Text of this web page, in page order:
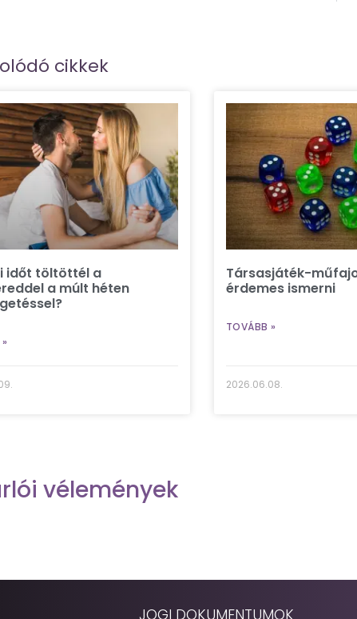
cikkek
időt töltöttél a
a múlt héten
Társasjáték-
érdemes ismerni
TOVÁBB »
2026.06.08.
vélemények
JOGI DOKUMENTUMOK